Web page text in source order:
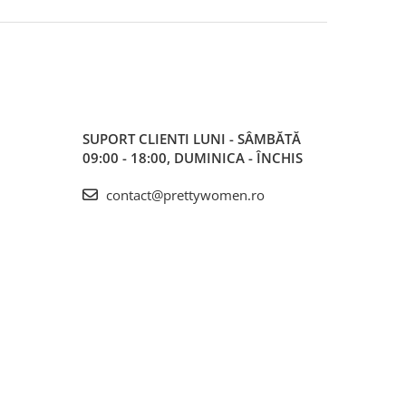
SUPORT CLIENTI LUNI - SÂMBĂTĂ
09:00 - 18:00, DUMINICA - ÎNCHIS
contact@prettywomen.ro